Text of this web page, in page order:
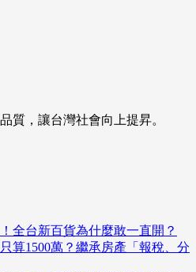
質，讓台灣社會向上提昇。
全台新百貨為什麼敢一直開？
算1500萬？繼承房產「報稅、分